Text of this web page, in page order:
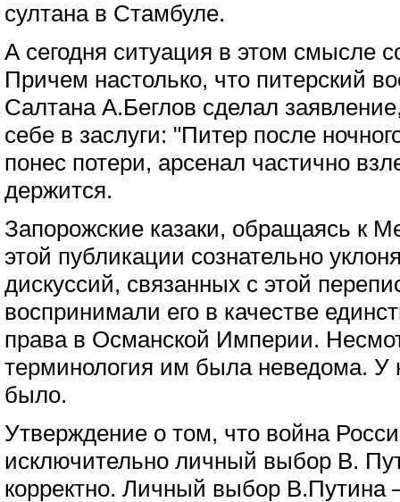
султана в Стамбуле.
А сегодня ситуация в этом смысле
Причем настолько, что питерский
Салтана А.Беглов сделал
себе в заслуги: "Питер после
понес потери, арсенал частично
держится.
Запорожские казаки, обращаясь к
этой публикации сознательно
дискуссий, связанных с этой
воспринимали его в качестве
права в Османской Империи.
терминология им была неведома. У
было.
Утверждение о том, что война
исключительно личный выбор В.
корректно. Личный выбор В.Путина